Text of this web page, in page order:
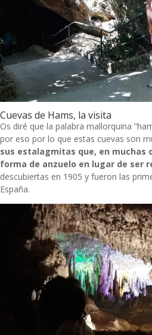
Cuevas de Hams, la visita
Os diré que la palabra mallorquina
por eso por lo que estas cuevas son
sus estalagmitas que, en muchas
forma de anzuelo en lugar de ser
descubiertas en 1905 y fueron las
España.